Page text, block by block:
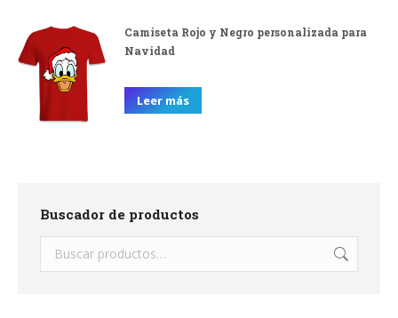
Camiseta Rojo y Negro personalizada para
Navidad
Leer más
Buscador de productos